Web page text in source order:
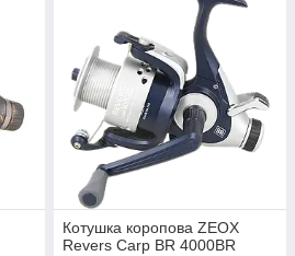
Котушка коропова ZEOX
Revers Carp BR 4000BR